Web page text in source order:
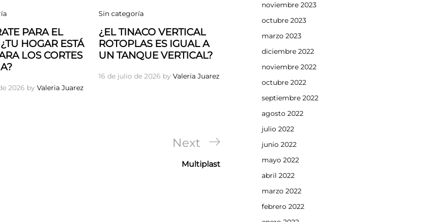
PARA EL
HOGAR ESTÁ
LOS CORTES
2026 by Valeria Juarez
Sin categoría
¿EL TINACO VERTICAL
ROTOPLAS ES IGUAL A
UN TANQUE VERTICAL?
16 de julio de 2026 by Valeria Juarez
Next
Post
Next
Multiplast
noviembre 2023
octubre 2023
marzo 2023
diciembre 2022
noviembre 2022
octubre 2022
septiembre 2022
agosto 2022
julio 2022
junio 2022
mayo 2022
abril 2022
marzo 2022
febrero 2022